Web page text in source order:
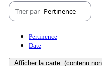
Trier par Pertinence
Pertinence
Date
Afficher la carte (contenu